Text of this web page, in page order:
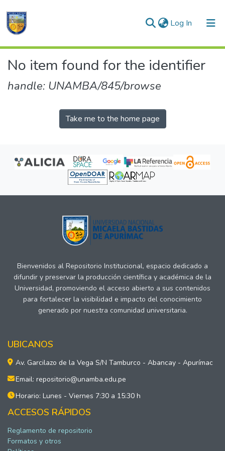
Log In (current)
Communities & Collections
No item found for the identifier
handle: UNAMBA/845/browse
Take me to the home page
Bienvenidos al Repositorio Institucional, espacio dedicado a
difundir y preservar la producción científica y académica de la
Universidad, promoviendo el acceso abierto a sus contenidos
para fortalecer la visibilidad e impacto del conocimiento
generado por nuestra comunidad universitaria.
UBICANOS
Av. Garcilazo de la Vega S/N Tamburco - Abancay - Apurímac
Email: repositorio@unamba.edu.pe
Horario: Lunes - Viernes 7:30 a 15:30 h
ACCESOS RÁPIDOS
Reglamento de repositorio
Formatos y otros